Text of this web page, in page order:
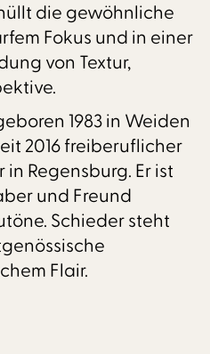
die gewöhnliche
Fokus und in einer
von Textur,
1983 in Weiden
2016 freiberuflicher
Regensburg. Er ist
und Freund
Schieder steht
Flair.